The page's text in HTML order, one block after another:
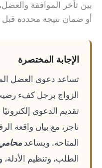
بين تأخر الموافقة
أو ضمان نتيجة محددة
الإجابة المختصرة
تساعد دعوى العضل
الزواج برجل كفء
تقديم الدعوى
ناجز، مع بيان واقعة
المتاحة. ويساعد
الطلب، وتنظيم